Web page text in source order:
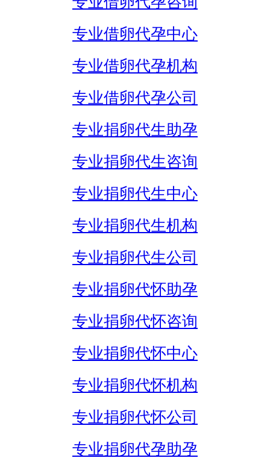
专业借卵代孕中心
专业借卵代孕机构
专业借卵代孕公司
专业捐卵代生助孕
专业捐卵代生咨询
专业捐卵代生中心
专业捐卵代生机构
专业捐卵代生公司
专业捐卵代怀助孕
专业捐卵代怀咨询
专业捐卵代怀中心
专业捐卵代怀机构
专业捐卵代怀公司
专业捐卵代孕助孕